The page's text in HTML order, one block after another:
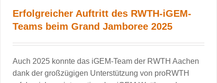
Erfolgreicher Auftritt des RWTH-iGEM-
Teams beim Grand Jamboree 2025
Auch 2025 konnte das iGEM-Team der RWTH Aachen
dank der großzügigen Unterstützung von proRWTH